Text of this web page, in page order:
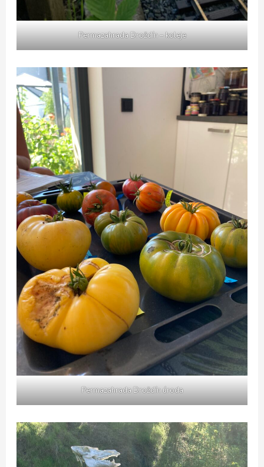
Permazahrada Droždín – koleje
Permazahrada Droždín úroda